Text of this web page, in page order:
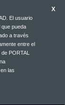
El usuario
pueda
a través
entre el
PORTAL
las
X
Iniciar sesión